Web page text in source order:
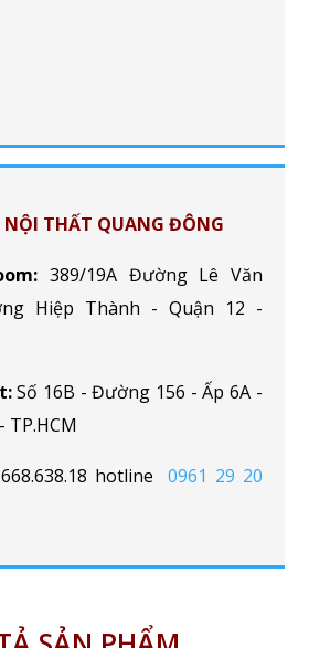
THẤT QUANG ĐÔNG
389/19A Đường Lê Văn
Hiệp Thành - Quận 12 -
Số 16B - Đường 156 - Ấp 6A -
TP.HCM
hotline0961 29 20